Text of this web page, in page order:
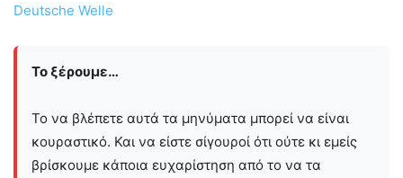
Deutsche Welle
Το ξέρουμε…
Το να βλέπετε αυτά τα μηνύματα μπορεί να είναι
κουραστικό. Και να είστε σίγουροί ότι ούτε κι εμείς
βρίσκουμε κάποια ευχαρίστηση από το να τα